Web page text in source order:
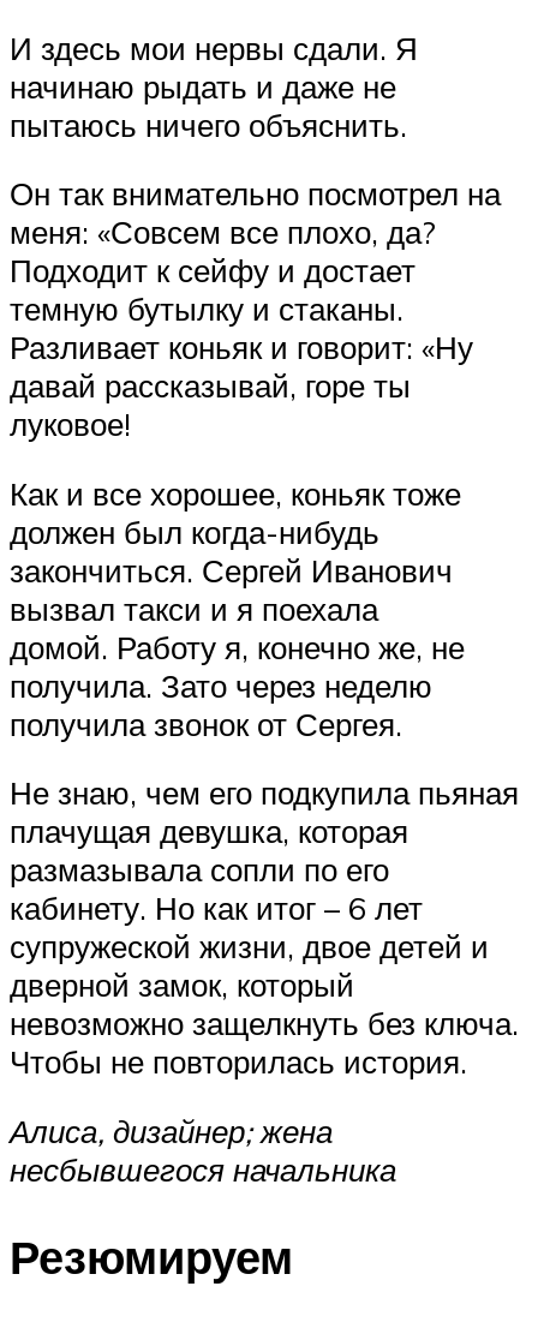
И здесь мои нервы сдали. Я
начинаю рыдать и даже не
пытаюсь ничего объяснить.
Он так внимательно посмотрел на
меня: «Совсем все плохо, да?
Подходит к сейфу и достает
темную бутылку и стаканы.
Разливает коньяк и говорит: «Ну
давай рассказывай, горе ты
луковое!
Как и все хорошее, коньяк тоже
должен был когда-нибудь
закончиться. Сергей Иванович
вызвал такси и я поехала
домой. Работу я, конечно же, не
получила. Зато через неделю
получила звонок от Сергея.
Не знаю, чем его подкупила пьяная
плачущая девушка, которая
размазывала сопли по его
кабинету. Но как итог – 6 лет
супружеской жизни, двое детей и
дверной замок, который
невозможно защелкнуть без ключа.
Чтобы не повторилась история.
Алиса, дизайнер; жена
несбывшегося начальника
Резюмируем